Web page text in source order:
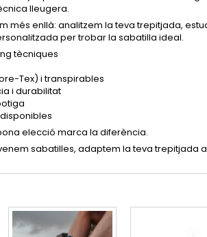
lleugera.
més enllà: analitzem la teva trepitjada,
per trobar la sabatilla ideal.
tècniques
Tex) i transpirables
i durabilitat
elecció marca la diferència.
sabatilles, adaptem la teva trepitjada